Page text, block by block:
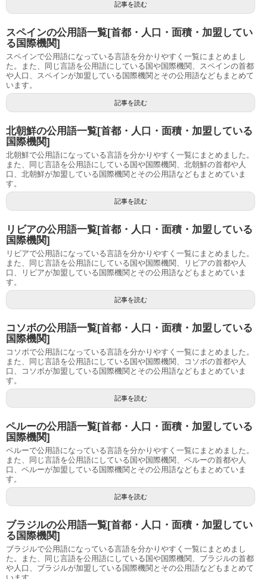
記事を読む
スペインの公用語一覧[首都・人口・面積・加盟してい
る国際機関]
スペインで公用語になっている言語を分かりやすく一覧にまとめまし
た。また、同じ言語を公用語にしている国や国際機関、スペインの首都
や人口、スペインが加盟している国際機関とその公用語などもまとめて
います。
記事を読む
北朝鮮の公用語一覧[首都・人口・面積・加盟している
国際機関]
北朝鮮で公用語になっている言語を分かりやすく一覧にまとめました。
また、同じ言語を公用語にしている国や国際機関、北朝鮮の首都や人
口、北朝鮮が加盟している国際機関とその公用語などもまとめていま
す。
記事を読む
リビアの公用語一覧[首都・人口・面積・加盟している
国際機関]
リビアで公用語になっている言語を分かりやすく一覧にまとめました。
また、同じ言語を公用語にしている国や国際機関、リビアの首都や人
口、リビアが加盟している国際機関とその公用語などもまとめていま
す。
記事を読む
コソボの公用語一覧[首都・人口・面積・加盟している
国際機関]
コソボで公用語になっている言語を分かりやすく一覧にまとめました。
また、同じ言語を公用語にしている国や国際機関、コソボの首都や人
口、コソボが加盟している国際機関とその公用語などもまとめていま
す。
記事を読む
ペルーの公用語一覧[首都・人口・面積・加盟している
国際機関]
ペルーで公用語になっている言語を分かりやすく一覧にまとめました。
また、同じ言語を公用語にしている国や国際機関、ペルーの首都や人
口、ペルーが加盟している国際機関とその公用語などもまとめていま
す。
記事を読む
ブラジルの公用語一覧[首都・人口・面積・加盟してい
る国際機関]
ブラジルで公用語になっている言語を分かりやすく一覧にまとめまし
た。また、同じ言語を公用語にしている国や国際機関、ブラジルの首都
や人口、ブラジルが加盟している国際機関とその公用語などもまとめて